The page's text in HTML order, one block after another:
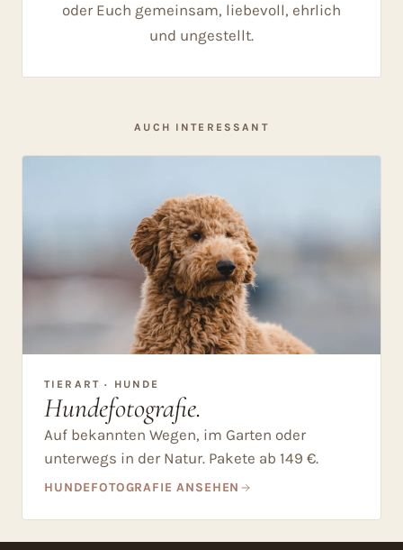
oder Euch gemeinsam, liebevoll, ehrlich
und ungestellt.
AUCH INTERESSANT
TIERART · HUNDE
Hundefotografie.
Auf bekannten Wegen, im Garten oder
unterwegs in der Natur. Pakete ab 149 €.
HUNDEFOTOGRAFIE ANSEHEN